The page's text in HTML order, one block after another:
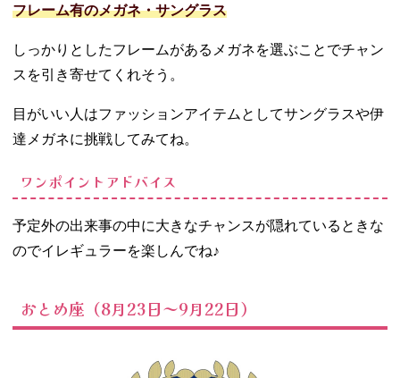
フレーム有のメガネ・サングラス
しっかりとしたフレームがあるメガネを選ぶことでチャン
スを引き寄せてくれそう。
目がいい人はファッションアイテムとしてサングラスや伊
達メガネに挑戦してみてね。
ワンポイントアドバイス
予定外の出来事の中に大きなチャンスが隠れているときな
のでイレギュラーを楽しんでね♪
おとめ座（8月23日～9月22日）